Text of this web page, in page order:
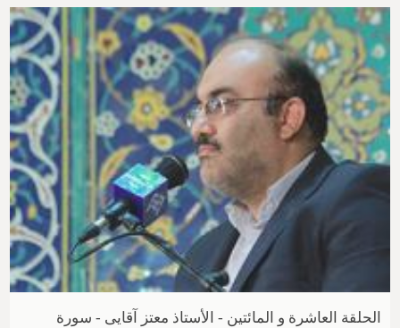
الحلقة العاشرة و المائتین - الأستاذ معتز آقایی - سورة